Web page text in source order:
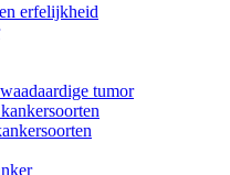
erfelijkheid
tumor